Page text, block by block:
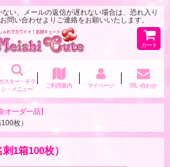
い、メールの返信が遅れない場合は、恐れ入り
問い合わせよりご連絡をお願いいたします。
カート
スター・チラ
シ・メニュー
ご利用案内 マイページ 問い合わせ
オーダー品】
枚）
1箱100枚）